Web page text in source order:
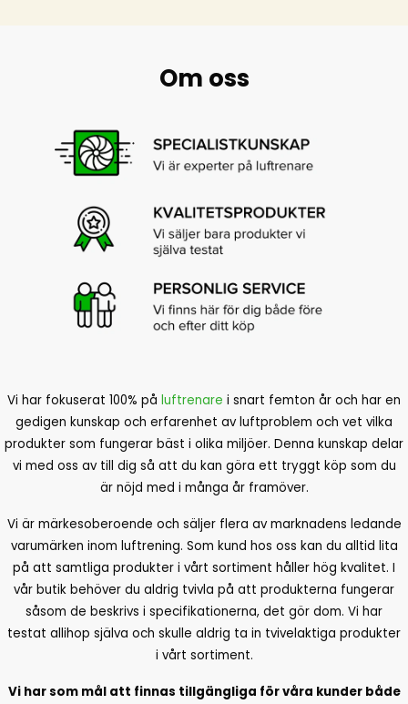
Om oss
Vi har fokuserat 100% på luftrenare i snart femton år och har en
gedigen kunskap och erfarenhet av luftproblem och vet vilka
produkter som fungerar bäst i olika miljöer. Denna kunskap delar
vi med oss av till dig så att du kan göra ett tryggt köp som du
är nöjd med i många år framöver.
Vi är märkesoberoende och säljer flera av marknadens ledande
varumärken inom luftrening. Som kund hos oss kan du alltid lita
på att samtliga produkter i vårt sortiment håller hög kvalitet. I
vår butik behöver du aldrig tvivla på att produkterna fungerar
såsom de beskrivs i specifikationerna, det gör dom. Vi har
testat allihop själva och skulle aldrig ta in tvivelaktiga produkter
i vårt sortiment.
Vi har som mål att finnas tillgängliga för våra kunder både